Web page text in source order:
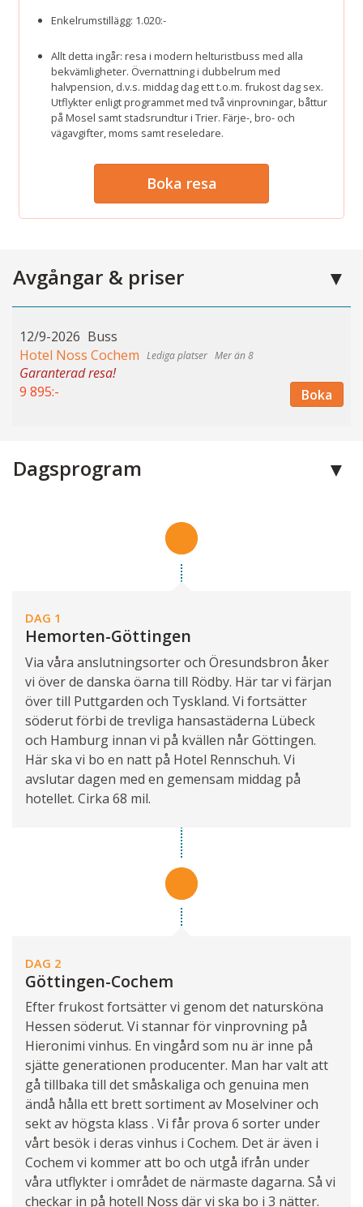
Enkelrumstillägg: 1.020:-
Allt detta ingår: resa i modern helturistbuss med alla
bekvämligheter. Övernattning i dubbelrum med
halvpension, d.v.s. middag dag ett t.o.m. frukost dag sex.
Utflykter enligt programmet med två vinprovningar, båttur
på Mosel samt stadsrundtur i Trier. Färje-, bro- och
vägavgifter, moms samt reseledare.
Boka resa
Avgångar & priser
12/9-2026 Buss
Hotel Noss Cochem
Garanterad resa!
Mer än 8
9 895:- Boka
Dagsprogram
DAG 1
Hemorten-Göttingen
Via våra anslutningsorter och Öresundsbron åker
vi över de danska öarna till Rödby. Här tar vi färjan
över till Puttgarden och Tyskland. Vi fortsätter
söderut förbi de trevliga hansastäderna Lübeck
och Hamburg innan vi på kvällen når Göttingen.
Här ska vi bo en natt på Hotel Rennschuh. Vi
avslutar dagen med en gemensam middag på
hotellet. Cirka 68 mil.
DAG 2
Göttingen-Cochem
Efter frukost fortsätter vi genom det natursköna
Hessen söderut. Vi stannar för vinprovning på
Hieronimi vinhus. En vingård som nu är inne på
sjätte generationen producenter. Man har valt att
gå tillbaka till det småskaliga och genuina men
ändå hålla ett brett sortiment av Moselviner och
sekt av högsta klass . Vi får prova 6 sorter under
vårt besök i deras vinhus i Cochem. Det är även i
Cochem vi kommer att bo och utgå ifrån under
våra utflykter i området de närmaste dagarna. Så vi
checkar in på hotell Noss där vi ska bo i 3 nätter.